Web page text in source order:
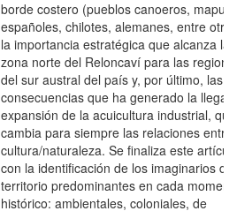
borde costero (pueblos canoeros,
españoles, chilotes, alemanes, entre
la importancia estratégica que alcanza la
zona norte del Reloncaví para las
del sur austral del país y, por último, las
consecuencias que ha generado la
expansión de la acuicultura industrial, que
cambia para siempre las relaciones entre
cultura/naturaleza. Se finaliza este
con la identificación de los imaginarios del
territorio predominantes en cada
histórico: ambientales, coloniales, de